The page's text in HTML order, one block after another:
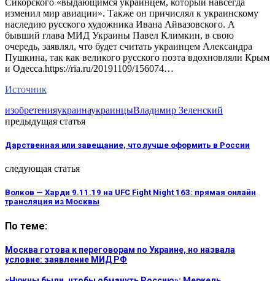
изменил мир авиации». Также он причислял к украинскому
наследию русского художника Ивана Айвазовского. А
бывший глава МИД Украины Павел Климкин, в свою
очередь, заявлял, что будет считать украинцем Александра
Пушкина, так как великого русского поэта вдохновляли Крым
и Одесса.https://ria.ru/20191109/156074…
Источник
изобретенияукраинаукраинцыВладимир Зеленский
предыдущая статья
Дарственная или завещание, что лучше оформить в России
следующая статья
Волков — Харди 9.11.19 на UFC Fight Night 163: прямая онлайн
трансляция из Москвы
По теме:
Москва готова к переговорам по Украине, но назвала
условие: заявление МИД РФ